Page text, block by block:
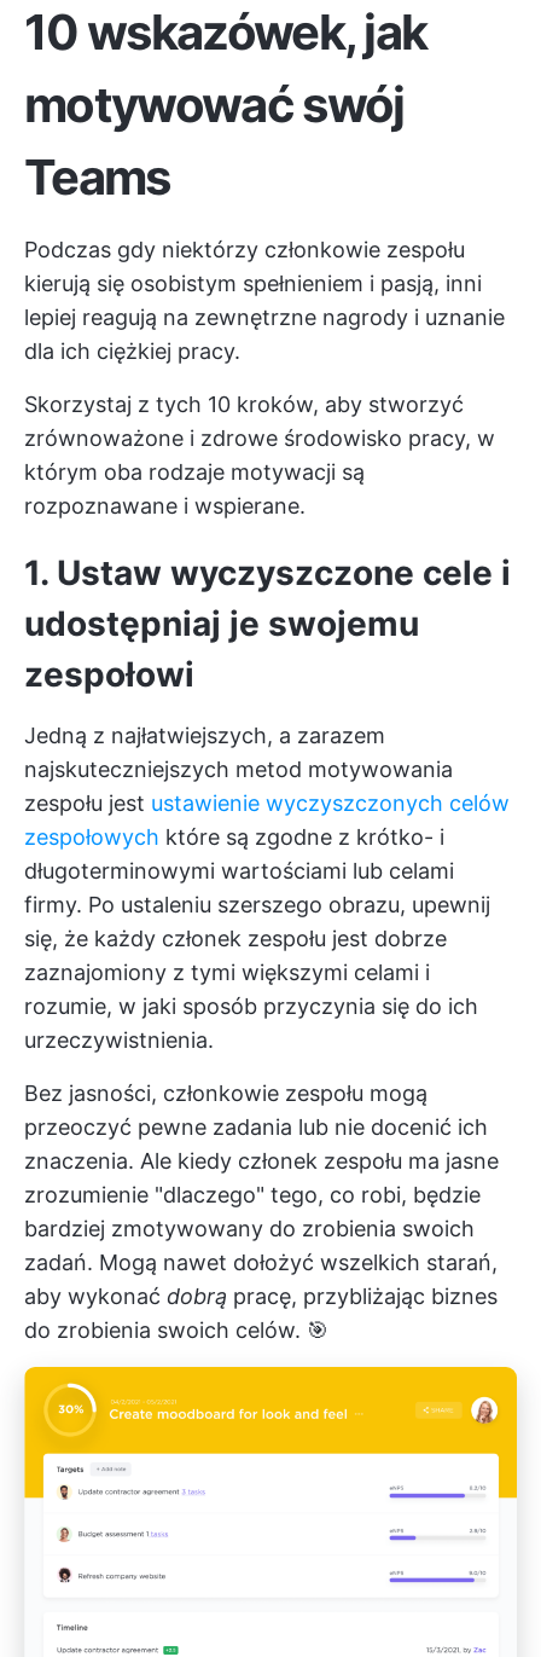
10 wskazówek, jak
motywować swój
Teams
Podczas gdy niektórzy członkowie zespołu
kierują się osobistym spełnieniem i pasją, inni
lepiej reagują na zewnętrzne nagrody i uznanie
dla ich ciężkiej pracy.
Skorzystaj z tych 10 kroków, aby stworzyć
zrównoważone i zdrowe środowisko pracy, w
którym oba rodzaje motywacji są
rozpoznawane i wspierane.
1. Ustaw wyczyszczone cele i
udostępniaj je swojemu
zespołowi
Jedną z najłatwiejszych, a zarazem
najskuteczniejszych metod motywowania
zespołu jest ustawienie wyczyszczonych celów
zespołowych które są zgodne z krótko- i
długoterminowymi wartościami lub celami
firmy. Po ustaleniu szerszego obrazu, upewnij
się, że każdy członek zespołu jest dobrze
zaznajomiony z tymi większymi celami i
rozumie, w jaki sposób przyczynia się do ich
urzeczywistnienia.
Bez jasności, członkowie zespołu mogą
przeoczyć pewne zadania lub nie docenić ich
znaczenia. Ale kiedy członek zespołu ma jasne
zrozumienie "dlaczego" tego, co robi, będzie
bardziej zmotywowany do zrobienia swoich
zadań. Mogą nawet dołożyć wszelkich starań,
aby wykonać dobrą pracę, przybliżając biznes
do zrobienia swoich celów. 🎯